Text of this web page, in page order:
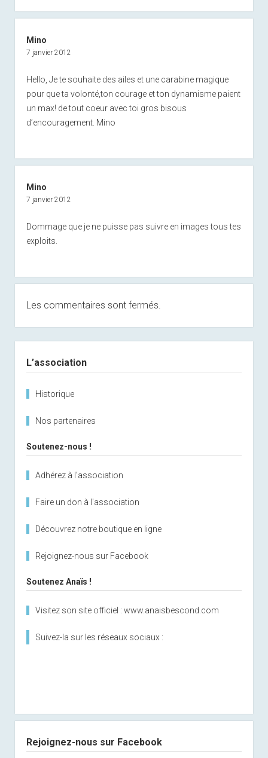
Mino
7 janvier 2012
Hello, Je te souhaite des ailes et une carabine magique
pour que ta volonté,ton courage et ton dynamisme paient
un max! de tout coeur avec toi gros bisous
d’encouragement. Mino
Mino
7 janvier 2012
Dommage que je ne puisse pas suivre en images tous tes
exploits.
Les commentaires sont fermés.
L’association
Historique
Nos partenaires
Soutenez-nous !
Adhérez à l'association
Faire un don à l'association
Découvrez notre boutique en ligne
Rejoignez-nous sur Facebook
Soutenez Anaïs !
Visitez son site officiel : www.anaisbescond.com
Suivez-la sur les réseaux sociaux :
Rejoignez-nous sur Facebook